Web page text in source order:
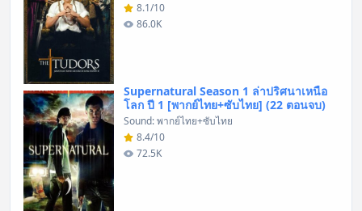
8.1/10
86.0K
Supernatural Season 1 ล่าปริศนาเหนือ
โลก ปี 1 [พากย์ไทย+ซับไทย] (22 ตอนจบ)
Sound: พากย์ไทย+ซับไทย
8.4/10
72.5K